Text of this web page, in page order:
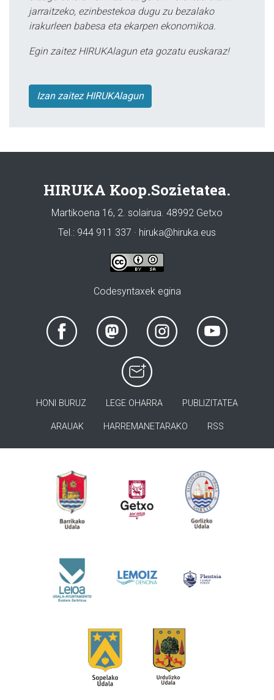
jarraitzeko, ezinbestekoa dugu zu bezalako
irakurleen babesa eta ekarpen ekonomikoa.
Egin zaitez HIRUKAlagun eta gozatu euskaraz!
Izan zaitez HIRUKAlagun
HIRUKA Koop.Sozietatea.
Martikoena 16, 2. solairua. 48992 Getxo
Tel.: 944 911 337 · hiruka@hiruka.eus
Codesyntaxek egina
HONI BURUZ LEGE OHARRA PUBLIZITATEA
ARAUAK HARREMANETARAKO RSS